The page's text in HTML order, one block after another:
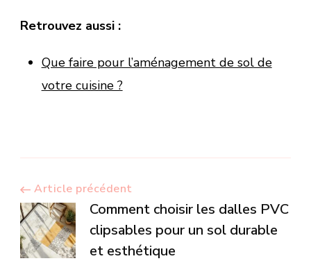
Retrouvez aussi :
Que faire pour l’aménagement de sol de
votre cuisine ?
Navigation
d’article
Article précédent
Comment choisir les dalles PVC
clipsables pour un sol durable
et esthétique